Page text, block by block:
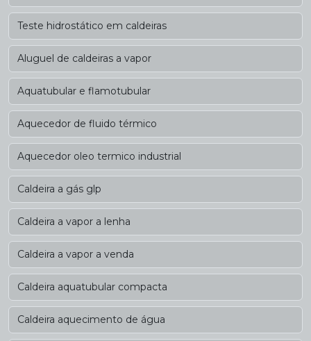
Teste hidrostático em caldeiras
Aluguel de caldeiras a vapor
Aquatubular e flamotubular
Aquecedor de fluido térmico
Aquecedor oleo termico industrial
Caldeira a gás glp
Caldeira a vapor a lenha
Caldeira a vapor a venda
Caldeira aquatubular compacta
Caldeira aquecimento de água